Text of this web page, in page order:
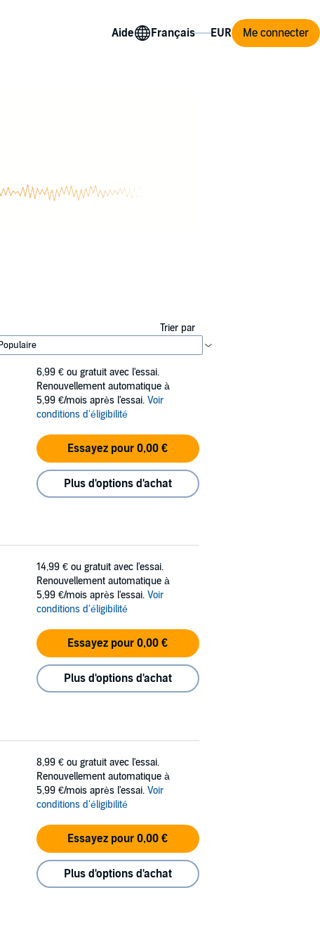
Aide Me connecter
Trier par
6,99 € ou gratuit avec l'essai.
Renouvellement automatique à
5,99 €/mois après l'essai. Voir
conditions d'éligibilité
Essayez pour 0,00 €
Plus d'options d'achat
14,99 € ou gratuit avec l'essai.
Renouvellement automatique à
5,99 €/mois après l'essai. Voir
conditions d'éligibilité
Essayez pour 0,00 €
Plus d'options d'achat
8,99 € ou gratuit avec l'essai.
Renouvellement automatique à
5,99 €/mois après l'essai. Voir
conditions d'éligibilité
Essayez pour 0,00 €
Plus d'options d'achat